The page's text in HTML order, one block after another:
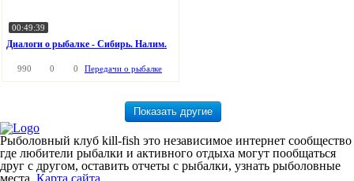
00:49:39
Диалоги о рыбалке - Сибирь. Налим.
990 0 0 Передачи о рыбалке
Рыболовный клуб kill-fish это независимое интернет сообщество
где любители рыбалки и активного отдыха могут пообщаться
друг с другом, оставить отчеты с рыбалки, узнать рыболовные
места. Карта сайта